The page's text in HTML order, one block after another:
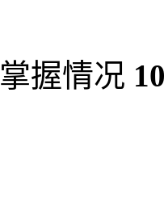
掌握情况